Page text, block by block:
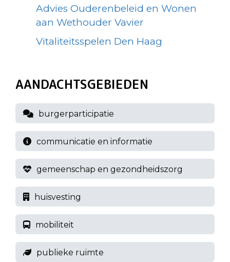
Advies Ouderenbeleid en Wonen
aan Wethouder Vavier
Vitaliteitsspelen Den Haag
AANDACHTSGEBIEDEN
burgerparticipatie
communicatie en informatie
gemeenschap en gezondheidszorg
huisvesting
mobiliteit
publieke ruimte